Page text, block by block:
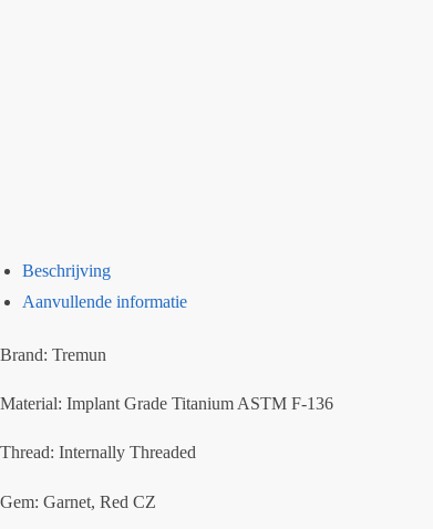
Beschrijving
Aanvullende informatie
Brand: Tremun
Material: Implant Grade Titanium ASTM F-136
Thread: Internally Threaded
Gem: Garnet, Red CZ